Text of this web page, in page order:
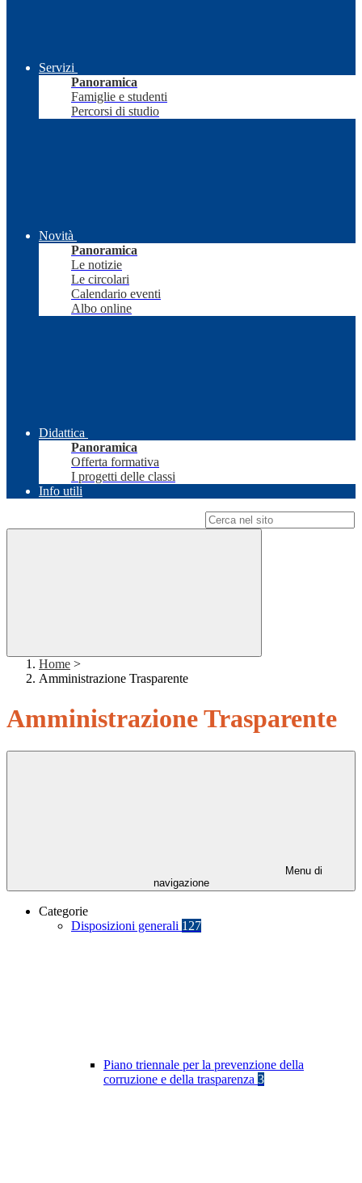
Servizi
Panoramica
Famiglie e studenti
Percorsi di studio
Novità
Panoramica
Le notizie
Le circolari
Calendario eventi
Albo online
Didattica
Panoramica
Offerta formativa
I progetti delle classi
Info utili
Home >
Amministrazione Trasparente
Amministrazione Trasparente
Menu di
navigazione
Categorie
Disposizioni generali 127
Piano triennale per la prevenzione della
corruzione e della trasparenza 3